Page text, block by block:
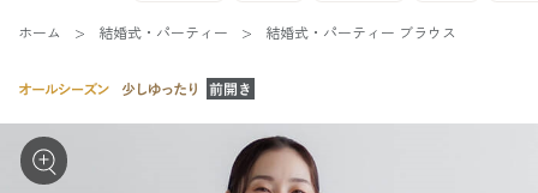
ホーム 結婚式・パーティー 結婚式・パーティー ブラウス